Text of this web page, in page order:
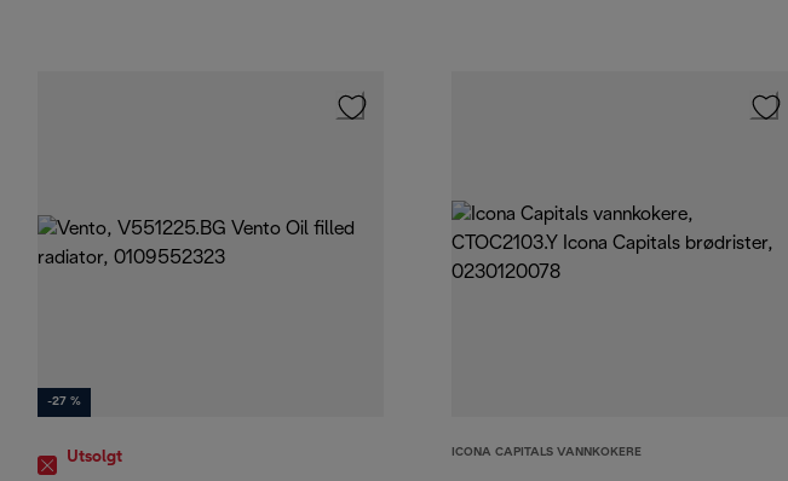
-27 %
Utsolgt ICONA CAPITALS VANNKOKERE